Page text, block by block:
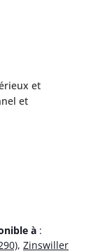
et
et
à :
, Zinswiller